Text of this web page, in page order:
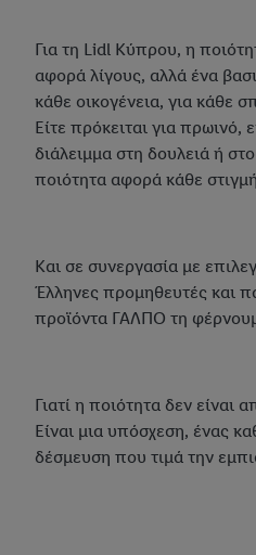
Για τη Lidl Κύπρου, η
αφορά λίγους, αλλά ένα
κάθε οικογένεια, για κάθε
Είτε πρόκειται για πρωινό,
διάλειμμα στη δουλειά ή
ποιότητα αφορά κάθε
Και σε συνεργασία με
Έλληνες προμηθευτές και
προϊόντα ΓΑΛΠΟ τη
Γιατί η ποιότητα δεν είναι
Είναι μια υπόσχεση, ένας
δέσμευση που τιμά την